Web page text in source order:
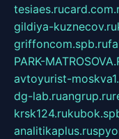
tesiaes.ru
gildiya-kuznecov.ru
griffoncom.spb.ru
PARK-
avtoyurist-
dg-lab.ruangrup.ru
krsk124.ru
analitikaplus.ru